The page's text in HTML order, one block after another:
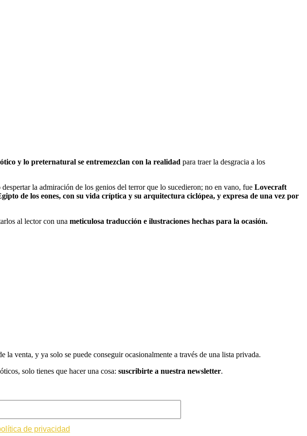
y lo preternatural se entremezclan con la realidad para traer la desgracia a los
la admiración de los genios del terror que lo sucedieron; no en vano, fue Lovecraft
de los eones, con su vida críptica y su arquitectura ciclópea, y expresa de una vez por
al lector con una meticulosa traducción e ilustraciones hechas para la ocasión.
venta, y ya solo se puede conseguir ocasionalmente a través de una lista privada.
solo tienes que hacer una cosa: suscribirte a nuestra newsletter.
de privacidad